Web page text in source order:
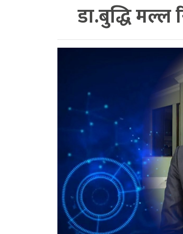
डा.बुद्धि